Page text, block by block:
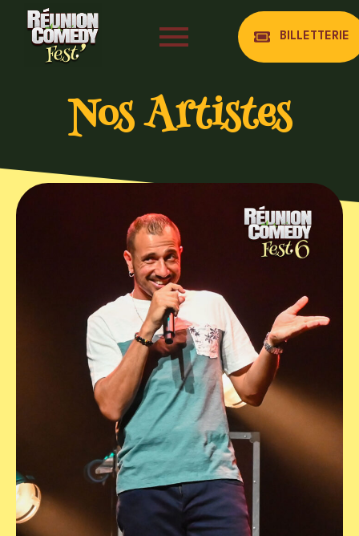
BILLETTERIE
Nos Artistes